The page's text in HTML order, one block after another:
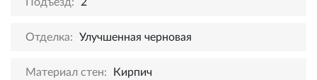
Отделка: Улучшенная черновая
Материал стен: Кирпич